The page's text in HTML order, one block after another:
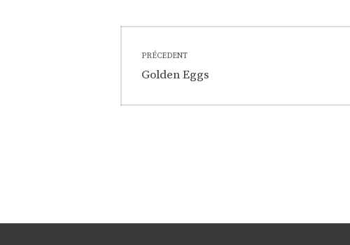
Navigation
de
PRÉCEDENT
Previous
Golden Eggs